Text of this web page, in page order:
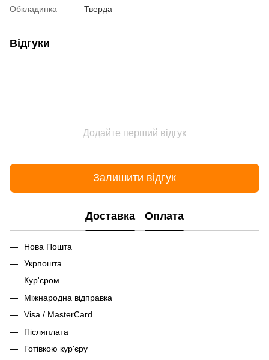
Обкладинка
Тверда
Відгуки
Додайте перший відгук
Залишити відгук
Доставка Оплата
Нова Пошта
Укрпошта
Кур'єром
Міжнародна відправка
Visa / MasterCard
Післяплата
Готівкою кур'єру